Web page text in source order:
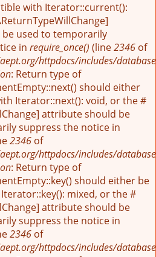
with Iterator::current():
used to temporarily
in require_once() (line2346 of
httpdocs/includes/
: Return type of
should either
Iterator::next(): void, or the #
attribute should be
suppress the notice in
2346 of
httpdocs/includes/
: Return type of
should either be
mixed, or the #
attribute should be
suppress the notice in
2346 of
httpdocs/includes/